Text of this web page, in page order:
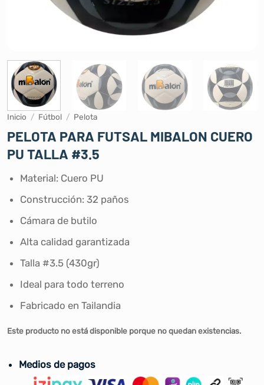
Inicio / Fútbol / Pelota
PELOTA PARA FUTSAL MIBALON CUERO
PU TALLA #3.5
Material: Cuero PU
Construcción: 32 paños
Cámara de butilo
Alta calidad garantizada
Talla #3.5 (430gr)
Ideal para todo terreno
Fabricado en Tailandia
Este producto no está disponible porque no quedan existencias.
Medios de pagos